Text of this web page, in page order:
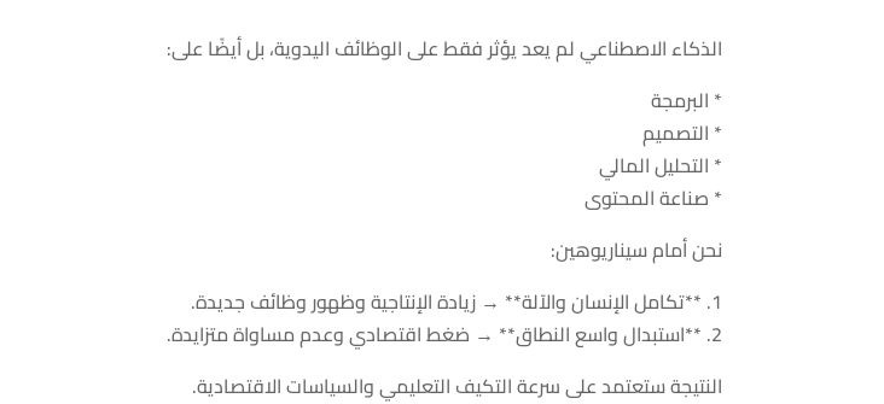
الذكاء الاصطناعي لم يعد يؤثر فقط على الوظائف اليدوية، بل أيضًا على:
* البرمجة
* التصميم
* التحليل المالي
* صناعة المحتوى
نحن أمام سيناريوهين:
1. **تكامل الإنسان والآلة** → زيادة الإنتاجية وظهور وظائف جديدة.
2. **استبدال واسع النطاق** → ضغط اقتصادي وعدم مساواة متزايدة.
النتيجة ستعتمد على سرعة التكيف التعليمي والسياسات الاقتصادية.